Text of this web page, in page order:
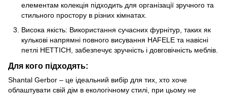
елементам колекція підходить для організації зручного та
стильного простору в різних кімнатах.
Висока якість: Використання сучасних фурнітур, таких як
кулькові напрямні повного висування HAFELE та навісні
петлі HETTICH, забезпечує зручність і довговічність меблів.
Для кого підходять:
Shantal Gerbor – це ідеальний вибір для тих, хто хоче
облаштувати свій дім в екологічному стилі, при цьому не